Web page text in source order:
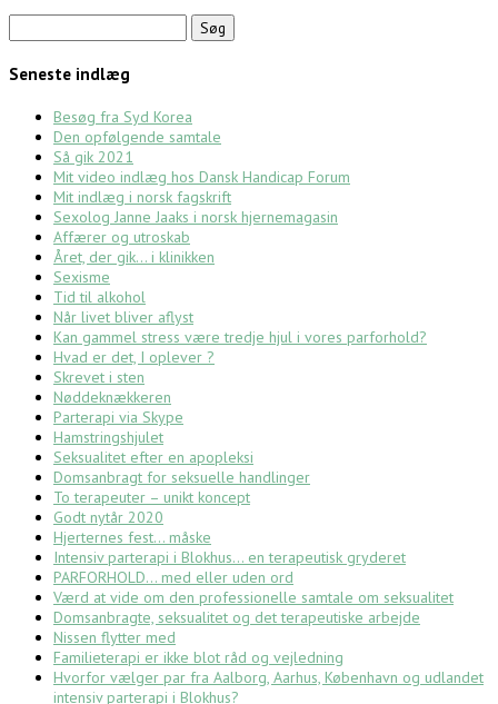
efter:
Seneste indlæg
Besøg fra Syd Korea
Den opfølgende samtale
Så gik 2021
Mit video indlæg hos Dansk Handicap Forum
Mit indlæg i norsk fagskrift
Sexolog Janne Jaaks i norsk hjernemagasin
Affærer og utroskab
Året, der gik… i klinikken
Sexisme
Tid til alkohol
Når livet bliver aflyst
Kan gammel stress være tredje hjul i vores parforhold?
Hvad er det, I oplever ?
Skrevet i sten
Nøddeknækkeren
Parterapi via Skype
Hamstringshjulet
Seksualitet efter en apopleksi
Domsanbragt for seksuelle handlinger
To terapeuter – unikt koncept
Godt nytår 2020
Hjerternes fest… måske
Intensiv parterapi i Blokhus… en terapeutisk gryderet
PARFORHOLD… med eller uden ord
Værd at vide om den professionelle samtale om seksualitet
Domsanbragte, seksualitet og det terapeutiske arbejde
Nissen flytter med
Familieterapi er ikke blot råd og vejledning
Hvorfor vælger par fra Aalborg, Aarhus, København og udlandet
intensiv parterapi i Blokhus?